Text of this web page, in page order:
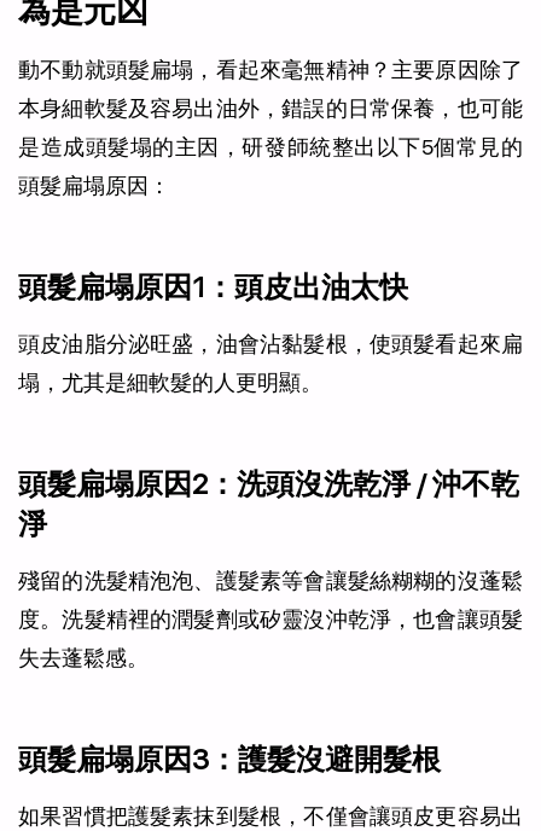
為是元凶
動不動就頭髮扁塌，看起來毫無精神？主要原因除了
本身細軟髮及容易出油外，錯誤的日常保養，也可能
是造成頭髮塌的主因，研發師統整出以下5個常見的
頭髮扁塌原因：
頭髮扁塌原因1：頭皮出油太快
頭皮油脂分泌旺盛，油會沾黏髮根，使頭髮看起來扁
塌，尤其是細軟髮的人更明顯。
頭髮扁塌原因2：洗頭沒洗乾淨 / 沖不乾
淨
殘留的洗髮精泡泡、護髮素等會讓髮絲糊糊的沒蓬鬆
度。洗髮精裡的潤髮劑或矽靈沒沖乾淨，也會讓頭髮
失去蓬鬆感。
頭髮扁塌原因3：護髮沒避開髮根
如果習慣把護髮素抹到髮根，不僅會讓頭皮更容易出